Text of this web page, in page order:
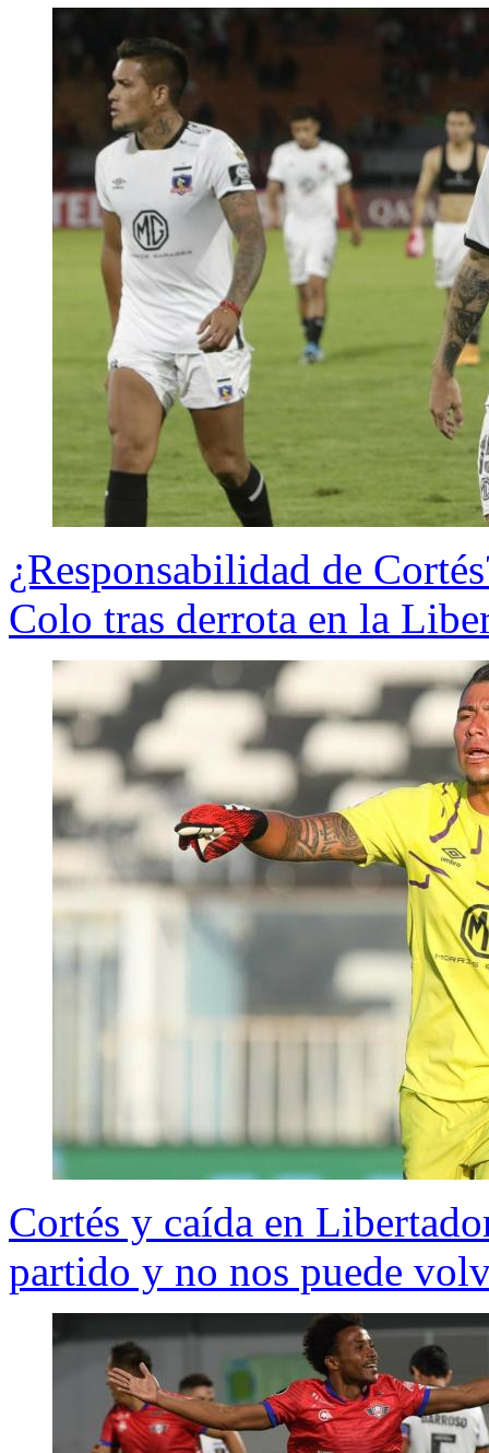
¿Responsabilidad de
Colo tras derrota en la
Cortés y caída en
partido y no nos puede